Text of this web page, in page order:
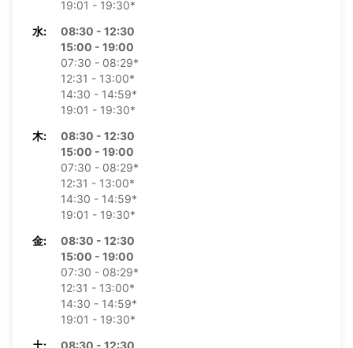
19:01 - 19:30*
水:
08:30 - 12:30
15:00 - 19:00
07:30 - 08:29*
12:31 - 13:00*
14:30 - 14:59*
19:01 - 19:30*
木:
08:30 - 12:30
15:00 - 19:00
07:30 - 08:29*
12:31 - 13:00*
14:30 - 14:59*
19:01 - 19:30*
金:
08:30 - 12:30
15:00 - 19:00
07:30 - 08:29*
12:31 - 13:00*
14:30 - 14:59*
19:01 - 19:30*
土:
08:30 - 12:30